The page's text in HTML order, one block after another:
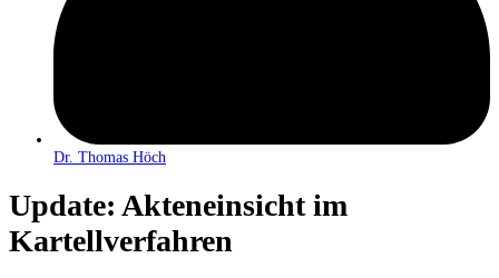
Dr. Thomas Höch
Update: Akteneinsicht im
Kartellverfahren